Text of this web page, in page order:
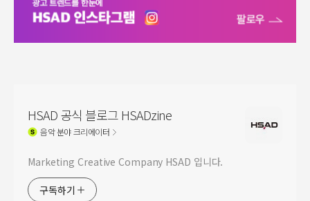
HSAD 공식 블로그 HSADzine
음악분야 크리에이터
Marketing Creative Company HSAD 입니다.
구독하기